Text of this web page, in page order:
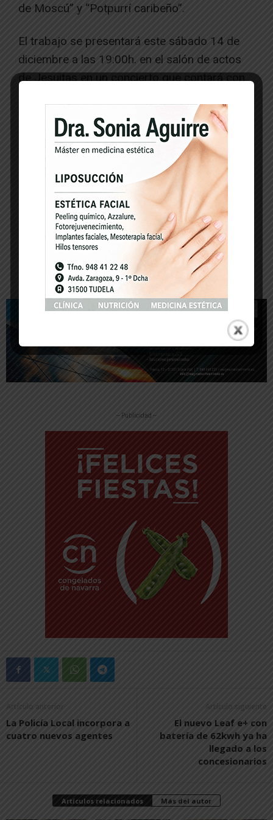
de Moscú” y “Potpurrí caribeño”.
El trabajo se presentará este sábado 14 de
diciembre a las 19:00h. en el salón de actos
de Jesuitas en un concierto que contará con
su grabación y la colaboración especial del
Grupo Municipal de Danzas de Tudela, los
paloteados de San Juan y el Casco Viejo, la
Comparsa Perrinche, el grupo Tresmontes, de
Cabanillas, el Grupo de Danzas Laya, una
formación de bailarines latinos y los joteros
los joteros Jesús Mari Iturre (Puchero) y
Felipe Andía (El maño).
[/ihc-hide-content]
-- Publicidad --
Artículo anterior
La Policía Local incorpora a
cuatro nuevos agentes
Artículo siguiente
El nuevo Leaf e+ con
batería de 62kwh ya ha
llegado a los
concesionarios
Artículos relacionados Más del autor